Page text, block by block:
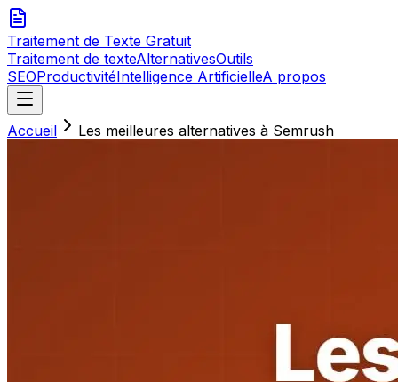
Traitement de Texte Gratuit
Traitement de texteAlternativesOutils
SEOProductivitéIntelligence ArtificielleA propos
Accueil Les meilleures alternatives à Semrush